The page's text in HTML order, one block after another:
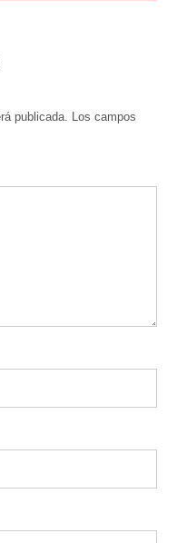
publicada. Los campos